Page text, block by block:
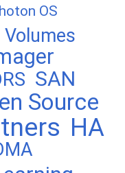
OS
SAN
Source
HA